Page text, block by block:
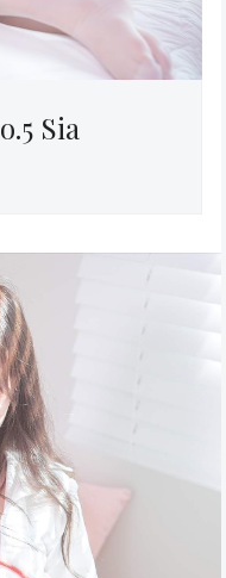
Sia